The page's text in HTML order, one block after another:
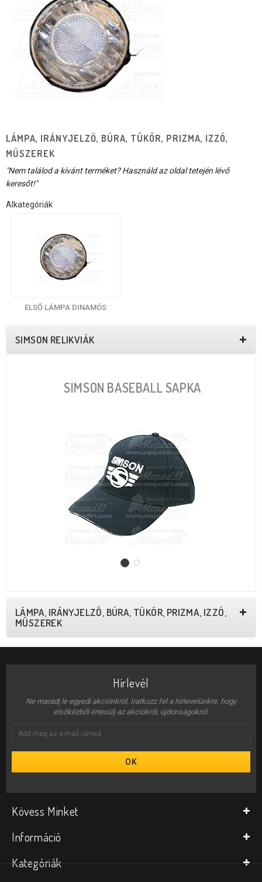
LÁMPA, IRÁNYJELZŐ, BÚRA, TÜKÖR, PRIZMA, IZZÓ,
MŰSZEREK
"Nem találod a kívánt terméket? Használd az oldal tetején lévő
keresőt!"
Alkategóriák
ELSŐ LÁMPA DINAMÓS
SIMSON RELIKVIÁK
SIMSON BASEBALL SAPKA
LÁMPA, IRÁNYJELZŐ, BÚRA, TÜKÖR, PRIZMA, IZZÓ,
MŰSZEREK
Hírlevél
Ne maradj le egyedi akciónkról. Iratkozz fel a hírlevelünkre, hogy
elsőkézből értesülj az akciókról, újdonságokról.
OK
Kövess Minket
Információ
Kategóriák